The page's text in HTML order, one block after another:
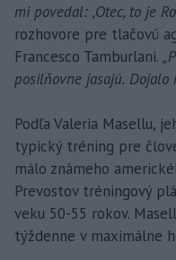
mi povedal: ,Otec, to je
rozhovore pre tlačovú
Francesco Tamburlani.
posilňovne jasajú.
Podľa Valeria Masellu,
typický tréning pre
málo známeho
Prevostov tréningový
veku 50-55 rokov.
týždenne v maximálne